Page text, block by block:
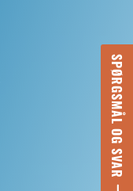
SPØRGSMÅL OG SVAR